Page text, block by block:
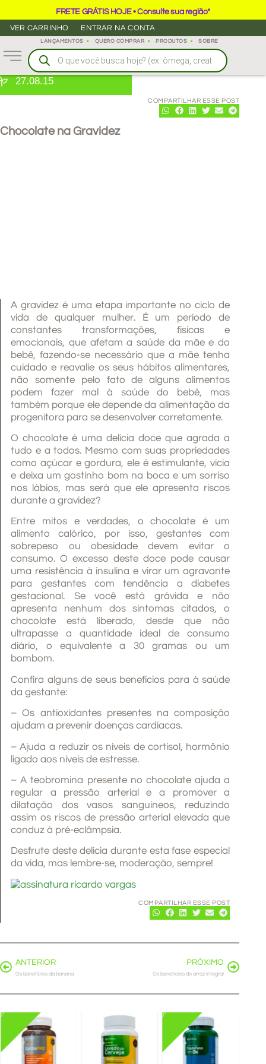
FRETE GRÁTIS HOJE • Consulte sua região*
VER CARRINHO
ENTRAR NA CONTA
LANÇAMENTOS QUERO COMPRAR PRODUTOS SOBRE
27.08.15
COMPARTILHAR ESSE POST
Chocolate na Gravidez
A gravidez é uma etapa importante no ciclo de
vida de qualquer mulher. É um período de
constantes transformações, físicas e
emocionais, que afetam a saúde da mãe e do
bebê, fazendo-se necessário que a mãe tenha
cuidado e reavalie os seus hábitos alimentares,
não somente pelo fato de alguns alimentos
podem fazer mal à saúde do bebê, mas
também porque ele depende da alimentação da
progenitora para se desenvolver corretamente.
O chocolate é uma delícia doce que agrada a
tudo e a todos. Mesmo com suas propriedades
como açúcar e gordura, ele é estimulante, vicia
e deixa um gostinho bom na boca e um sorriso
nos lábios, mas será que ele apresenta riscos
durante a gravidez?
Entre mitos e verdades, o chocolate é um
alimento calórico, por isso, gestantes com
sobrepeso ou obesidade devem evitar o
consumo. O excesso deste doce pode causar
uma resistência à insulina e virar um agravante
para gestantes com tendência a diabetes
gestacional. Se você está grávida e não
apresenta nenhum dos sintomas citados, o
chocolate está liberado, desde que não
ultrapasse a quantidade ideal de consumo
diário, o equivalente a 30 gramas ou um
bombom.
Confira alguns de seus benefícios para à saúde
da gestante:
– Os antioxidantes presentes na composição
ajudam a prevenir doenças cardíacas.
– Ajuda a reduzir os níveis de cortisol, hormônio
ligado aos níveis de estresse.
– A teobromina presente no chocolate ajuda a
regular a pressão arterial e a promover a
dilatação dos vasos sanguíneos, reduzindo
assim os riscos de pressão arterial elevada que
conduz à pré-eclâmpsia.
Desfrute deste delícia durante esta fase especial
da vida, mas lembre-se, moderação, sempre!
COMPARTILHAR ESSE POST
ANTERIOR
Os benefícios da banana
PRÓXIMO
Os benefícios do arroz integral
Suplemento
Complexo
B + Zinco